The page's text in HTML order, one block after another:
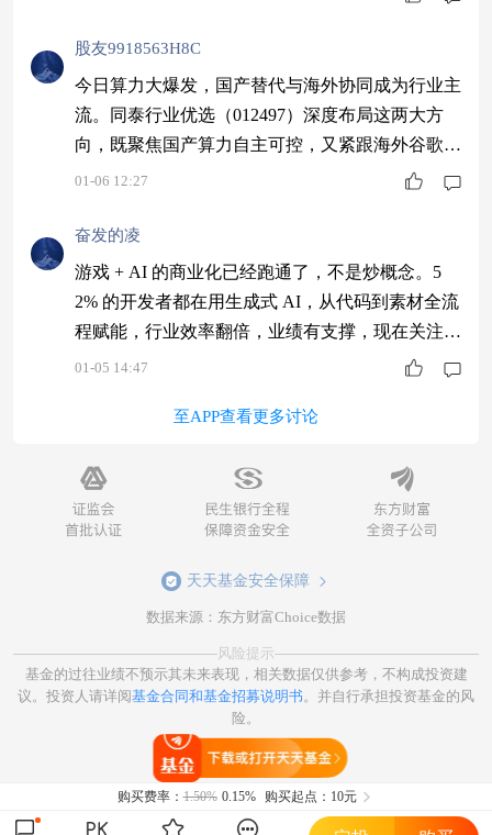
股友9918563H8C
今日算力大爆发，国产替代与海外协同成为行业主
流。同泰行业优选（012497）深度布局这两大方
向，既聚焦国产算力自主可控，又紧跟海外谷歌链
动态，重仓的国盾量子大涨，凸显基金的选股实
金梓才、陈果#
01-06 12:27
奋发的凌
游戏 + AI 的商业化已经跑通了，不是炒概念。5
2% 的开发者都在用生成式 AI，从代码到素材全流
程赋能，行业效率翻倍，业绩有支撑，现在关注正
当时。$同泰慧利混合C$ #开门红！A股重返4000
01-05 14:47
至APP查看更多讨论
天天基金安全保障
数据来源：东方财富Choice数据
风险提示
基金的过往业绩不预示其未来表现，相关数据仅供参考，不构成投资建
议。投资人请详阅基金合同和基金招募说明书。并自行承担投资基金的风
险。
购买费率：1.50% 0.15% 购买起点：10元
打开天天基金